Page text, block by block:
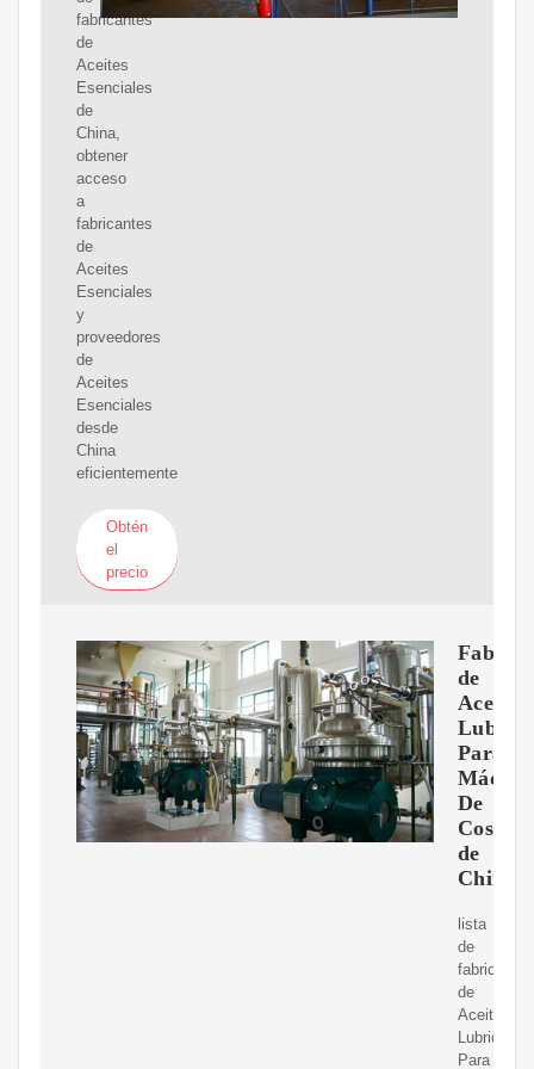
fabricantes
de
Aceites
Esenciales
de
China,
obtener
acceso
a
fabricantes
de
Aceites
Esenciales
y
proveedores
de
Aceites
Esenciales
desde
China
eficientemente
Obtén
el
precio
de
Aceite
Para
De
Coser
de
China
lista
de
fabricantes
de
Aceite
Lubricante
Para